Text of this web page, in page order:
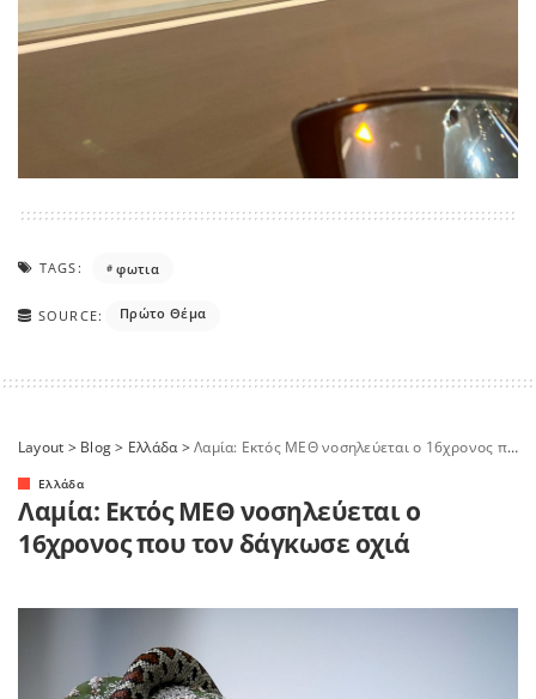
TAGS: φωτια
SOURCE: Πρώτο Θέμα
Layout > Blog> Ελλάδα>Λαμία: Εκτός ΜΕΘ νοσηλεύεται ο 16χρονος που τον δάγκωσε οχιά
Ελλάδα
Λαμία: Εκτός ΜΕΘ νοσηλεύεται ο
16χρονος που τον δάγκωσε οχιά